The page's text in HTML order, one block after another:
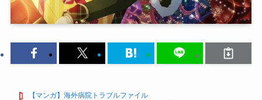
【マンガ】海外病院トラブルファイル